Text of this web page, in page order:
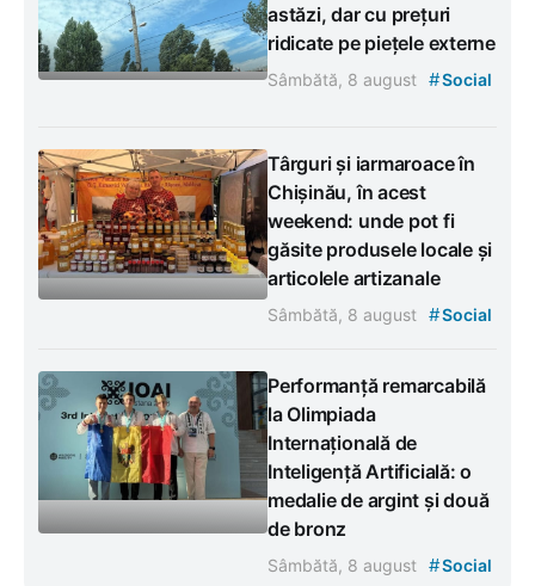
astăzi, dar cu prețuri
ridicate pe piețele externe
Sâmbătă, 8 august #Social
Târguri și iarmaroace în
Chișinău, în acest
weekend: unde pot fi
găsite produsele locale și
articolele artizanale
Sâmbătă, 8 august #Social
Performanță remarcabilă
la Olimpiada
Internațională de
Inteligență Artificială: o
medalie de argint și două
de bronz
Sâmbătă, 8 august #Social